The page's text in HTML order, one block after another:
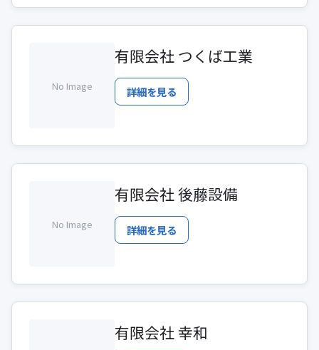
No Image
有限会社 つくば工業
詳細を見る
No Image
有限会社 後藤設備
詳細を見る
有限会社 幸和